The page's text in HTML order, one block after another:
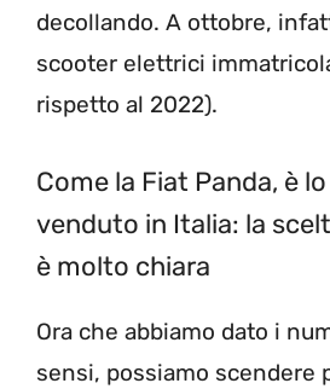
decollando. A ottobre,
scooter elettrici
rispetto al 2022).
Come la Fiat Panda, è
venduto in Italia: la
è molto chiara
Ora che abbiamo dato i
sensi, possiamo scendere